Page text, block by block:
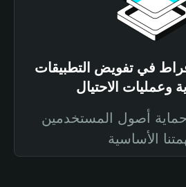
في تفويض التطبيقات
وعمليات الاحتيال
أصول المستخدمين